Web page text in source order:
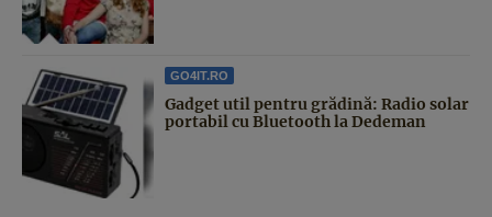
GO4IT.RO
Gadget util pentru grădină: Radio solar
portabil cu Bluetooth la Dedeman